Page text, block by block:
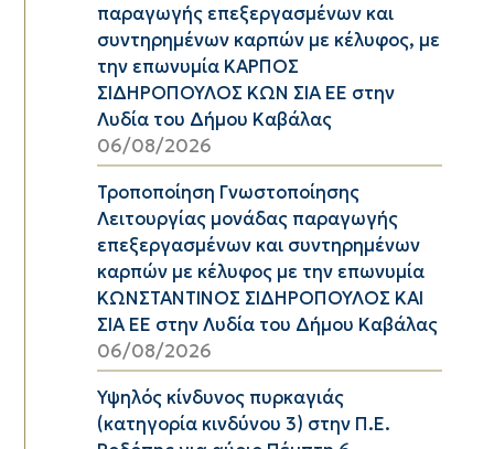
παραγωγής επεξεργασμένων και
συντηρημένων καρπών με κέλυφος, με
την επωνυμία ΚΑΡΠΟΣ
ΣΙΔΗΡΟΠΟΥΛΟΣ ΚΩΝ ΣΙΑ ΕΕ στην
Λυδία του Δήμου Καβάλας
06/08/2026
Τροποποίηση Γνωστοποίησης
Λειτουργίας μονάδας παραγωγής
επεξεργασμένων και συντηρημένων
καρπών με κέλυφος με την επωνυμία
ΚΩΝΣΤΑΝΤΙΝΟΣ ΣΙΔΗΡΟΠΟΥΛΟΣ ΚΑΙ
ΣΙΑ ΕΕ στην Λυδία του Δήμου Καβάλας
06/08/2026
Υψηλός κίνδυνος πυρκαγιάς
(κατηγορία κινδύνου 3) στην Π.Ε.